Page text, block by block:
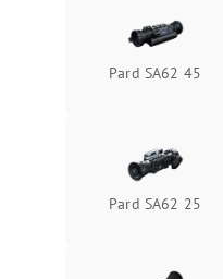
Неисправность системы
защиты от замыкания
Pard SA62 45
Pard SA62 25